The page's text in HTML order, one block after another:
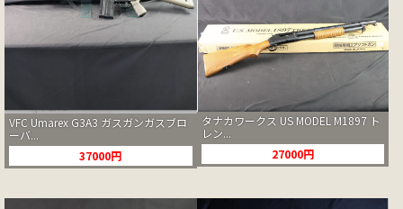
VFC Umarex G3A3 ガスガンガスブロ
ーバ...
37000円
タナカワークス US MODEL M1897 ト
レン...
27000円